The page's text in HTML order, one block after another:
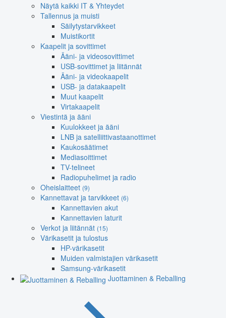
Näytä kaikki IT & Yhteydet
Tallennus ja muisti
Säilytystarvikkeet
Muistikortit
Kaapelit ja sovittimet
Ääni- ja videosovittimet
USB-sovittimet ja liitännät
Ääni- ja videokaapelit
USB- ja datakaapelit
Muut kaapelit
Virtakaapelit
Viestintä ja ääni
Kuulokkeet ja ääni
LNB ja satelliittivastaanottimet
Kaukosäätimet
Mediasoittimet
TV-telineet
Radiopuhelimet ja radio
Oheislaitteet (9)
Kannettavat ja tarvikkeet (6)
Kannettavien akut
Kannettavien laturit
Verkot ja liitännät (15)
Värikasetit ja tulostus
HP-värikasetit
Muiden valmistajien värikasetit
Samsung-värikasetit
Juottaminen & Reballing